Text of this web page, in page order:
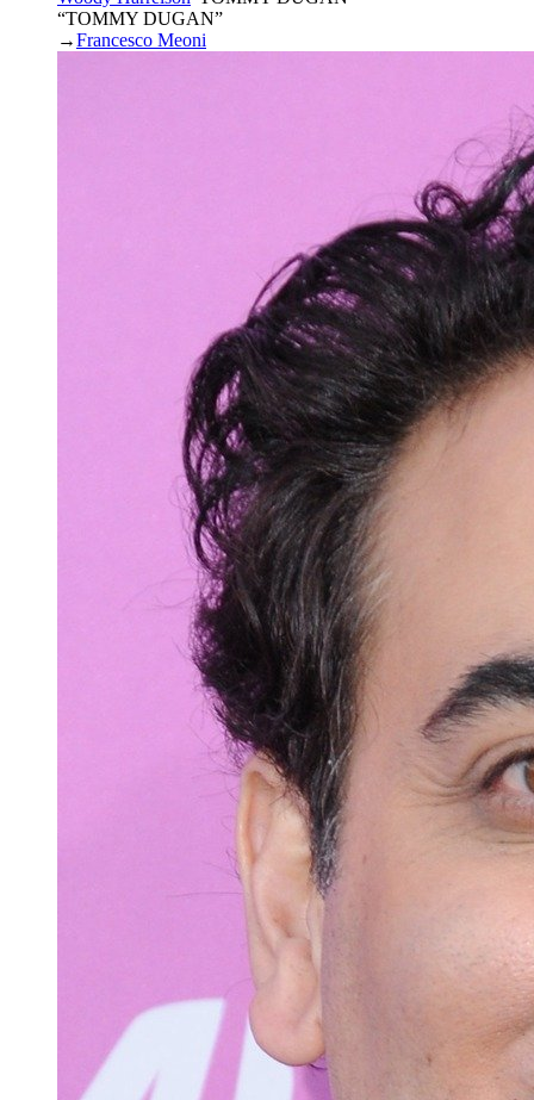
“TOMMY DUGAN”
→Francesco Meoni